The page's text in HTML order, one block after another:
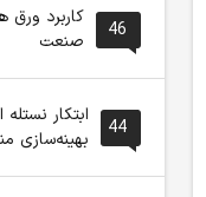
46
کاربرد ورق
صنعت
44
ابتکار نستله
بهینه‌سازی